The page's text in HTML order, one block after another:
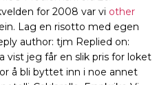
for 2008 var vi other
Lag en risotto med egen
author: tjm Replied on:
vist jeg får en slik pris for loket
å bli byttet inn i noe annet